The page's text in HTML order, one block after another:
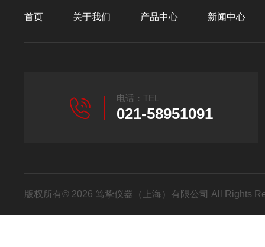
首页 关于我们 产品中心 新闻中心
电话：TEL
021-58951091
版权所有© 2026 笃挚仪器（上海）有限公司 All Rights